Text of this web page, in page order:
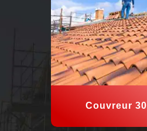
Couvreur 30